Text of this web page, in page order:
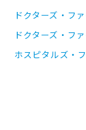
ドクターズ・フ
ドクターズ・フ
ホスピタルズ・